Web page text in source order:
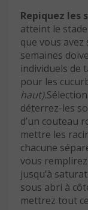
Repiquez les
atteint le
que vous
semaines
individuels de
pour les
haut).
déterrez-les
d’un couteau
mettre les
chacune
vous
jusqu’à
sous abri à
mettrez tout